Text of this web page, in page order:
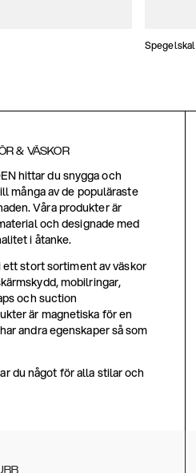
Spegelskal
& VÄSKOR
hittar du snygga och
många av de populäraste
Våra produkter är
och designade med
i åtanke.
stort sortiment av väskor
mobilringar,
och suction
är magnetiska för en
andra egenskaper så som
du något för alla stilar och